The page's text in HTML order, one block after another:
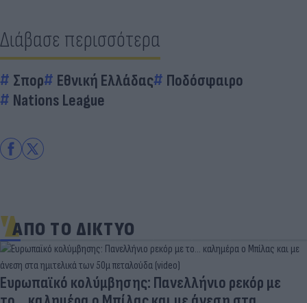
Διάβασε περισσότερα
Σπορ Εθνική Ελλάδας
Ποδόσφαιρο
Nations League
ΑΠΟ ΤΟ ΔΙΚΤΥΟ